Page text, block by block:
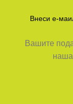
Вашите